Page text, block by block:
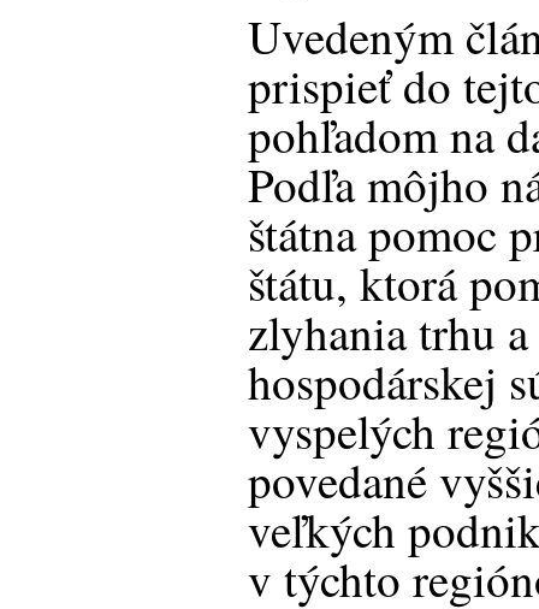
Uvedeným
prispieť do
pohľadom na
Podľa môjho
štátna pomoc
štátu, ktorá
zlyhania trhu
hospodárskej
vyspelých
povedané
veľkých
v týchto